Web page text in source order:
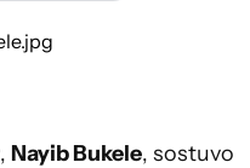
, Nayib Bukele, sostuvo